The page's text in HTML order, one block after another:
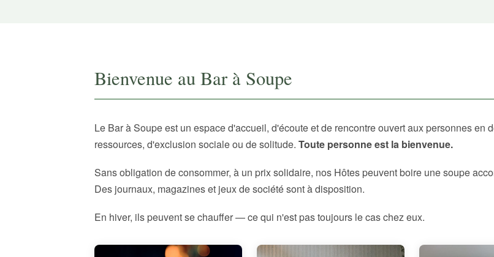
Bienvenue au Bar à Soupe
Le Bar à Soupe est un espace d'accueil, d'écoute et de rencontre ouvert aux personnes en
ressources, d'exclusion sociale ou de solitude. Toute personne est la bienvenue.
Sans obligation de consommer, à un prix solidaire, nos Hôtes peuvent boire une soupe
Des journaux, magazines et jeux de société sont à disposition.
En hiver, ils peuvent se chauffer — ce qui n'est pas toujours le cas chez eux.